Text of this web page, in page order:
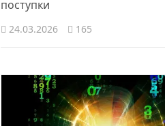
поступки
24.03.2026 165